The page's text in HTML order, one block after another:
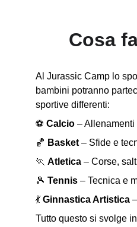
Cosa
Al Jurassic Camp lo
bambini potranno
sportive differenti:
⚽ Calcio – Allenamenti
🏀 Basket – Sfide e
🏃 Atletica – Corse,
🎾 Tennis – Tecnica e
💃 Ginnastica Artistica
Tutto questo si svolge